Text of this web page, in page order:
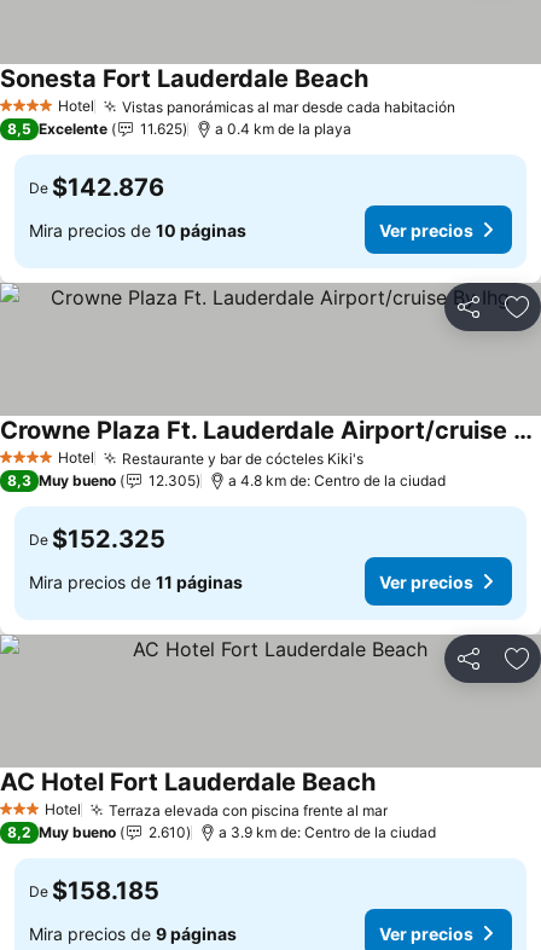
4 EstrellasHotel Vistas panorámicas al mar desde cada habitación
Sonesta Fort Lauderdale Beach
8,5 Excelente 11.625 a 0.4 km de la playa
De $142.876
Mira precios de 10 páginas Ver precios
Compartir
4 EstrellasHotel Restaurante y bar de cócteles Kiki's
Crowne Plaza Ft. Lauderdale Airport/cruise By Ihg
8,3 Muy bueno 12.305 a 4.8 km de: Centro de la ciudad
De $152.325
Mira precios de 11 páginas Ver precios
Compartir
3 Estrellas
Hotel Terraza elevada con piscina frente al mar
AC Hotel Fort Lauderdale Beach
8,2 Muy bueno 2.610 a 3.9 km de: Centro de la ciudad
De $158.185
Mira precios de 9 páginas Ver precios